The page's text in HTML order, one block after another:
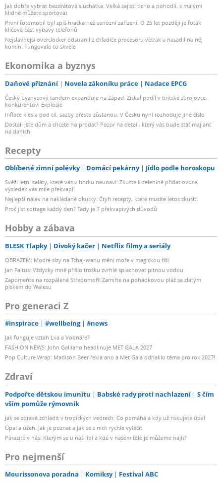
Jak dobře vybrat bezdrátová sluchátka. Velká zajistí ticho a pohodlí, s malými
klidně můžete sportovat
První fotomobil byl spíš hračka než seriózní zařízení. O 25 let později je foťák
klíčová část výbavy telefonů
Nejslavnější overclocker odstranil z chladiče procesoru větrák a nasadil na něj
komín. Fungovalo to skvěle
Ekonomika a byznys
Daňové přiznání Novela zákoníku práce Nadace EPCG
Český byznysový tandem expanduje na Západ. Získal podíl v britské zbrojovce,
konkurentovi Explosie
Inflace klesla pod cíl, sazby přesto zůstanou. V Česku nyní rozhoduje jiné číslo
Dostali jste dům a chcete ho prodat? Pozor na detail, který vás bude stát majlant
na daních
Recepty
Oblíbené zimní polévky Domácí pekárny Jídlo podle horoskopu
Svěží letní saláty, které vás v horku neunaví: Zkuste k zelenině přidat ovoce,
výsledek vás mile překvapí!
Nejlepší nálev na nakládané okurky: Čtyři recepty, které musíte letos zkusit!
Proč jíst cottage každý den? Tady je 7 překvapivých důvodů
Hobby a zábava
BLESK Tlapky Divoký kačer Netflix filmy a seriály
OBRAZEM: Modré slzy na Tchaj-wanu mění moře v magickou říši
Jan Faltus: Vždycky mně přišlo trošku zvrhlé splachovat pitnou vodou
Zapomeňte na rozpálené Středomoří! Zamiřte na pohádkovou pláž se zlatým
pískem do Walesu
Pro generaci Z
#inspirace #wellbeing #news
Jak funguje vztah Lva a Vodnáře?
FASHION NEWS: John Galliano headlinuje MET GALA 2027
Pop Culture Wrap: Madison Beer řekla ano a Met Gala odhalilo téma pro rok 2027!
Zdraví
Podpořte dětskou imunitu Babské rady proti nachlazení
S čím
vším pomůže rýmovník
Jak se zdravě zchladit v tropických vedrech: Co pomáhá a kdy už riskujete úpal
Úpal a úžeh: Jak je poznat a jak se z nich rychle vyléčit
Parazité v nás: Kterým se u nás líbí a kde v našem těle je můžeme najít?
Pro nejmenší
Mourissonova poradna Komiksy Festival ABC